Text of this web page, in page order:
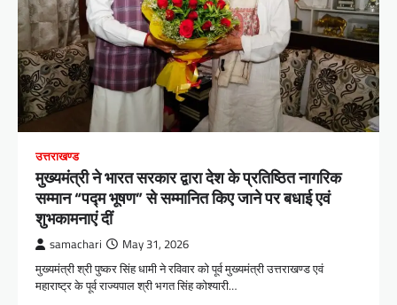
उत्तराखण्ड
मुख्यमंत्री ने भारत सरकार द्वारा देश के प्रतिष्ठित नागरिक
सम्मान “पद्म भूषण” से सम्मानित किए जाने पर बधाई एवं
शुभकामनाएं दीं
samachari May 31, 2026
मुख्यमंत्री श्री पुष्कर सिंह धामी ने रविवार को पूर्व मुख्यमंत्री उत्तराखण्ड एवं
महाराष्ट्र के पूर्व राज्यपाल श्री भगत सिंह कोश्यारी…